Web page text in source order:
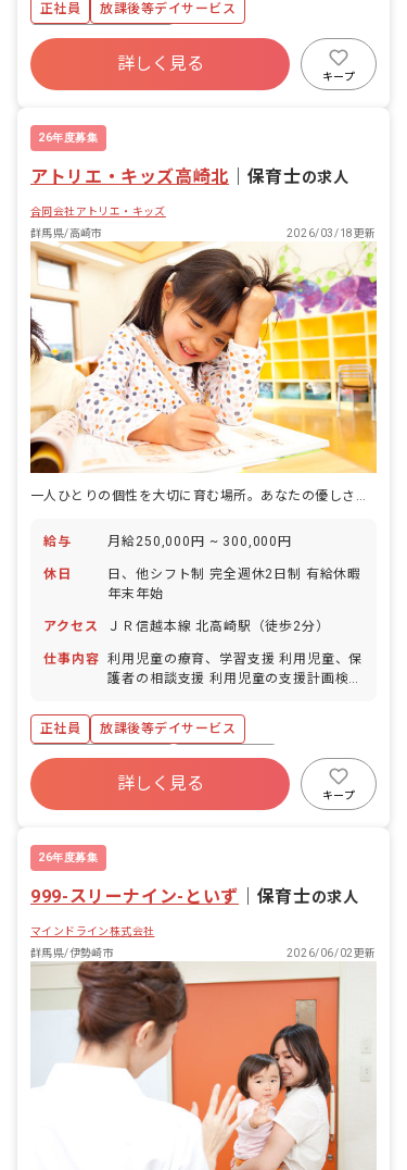
正社員
放課後等デイサービス
ボーナス・賞与あり
寮・住宅・家賃補助あり
社会保険完備
残業少なめ
詳しく見る
キープ
26年度募集
アトリエ・キッズ高崎北 保育士の求人
合同会社アトリエ・キッズ
群馬県/高崎市
2026/03/18更新
一人ひとりの個性を大切に育む場所。あなたの優しさが子どもたちの力になります。
給与 月給250,000円 ~ 300,000円
休日
日、他シフト制 完全週休2日制 有給休暇
年末年始
アクセス ＪＲ信越本線 北高崎駅（徒歩2分）
仕事内容 利用児童の療育、学習支援 利用児童、保
護者の相談支援 利用児童の支援計画検討
正社員
放課後等デイサービス
ボーナス・賞与あり
社会保険完備
車通勤可
詳しく見る
キープ
26年度募集
999-スリーナイン-といず 保育士の求人
マインドライン株式会社
群馬県/伊勢崎市
2026/06/02更新